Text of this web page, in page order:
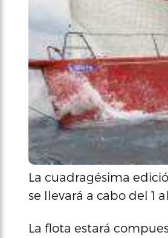
La cuadragésima
se llevará a cabo del 1
La flota estará